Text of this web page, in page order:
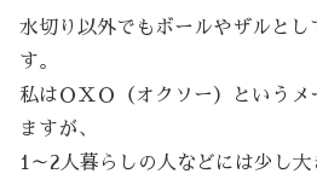
水切り以外でもボールやザルと
す。
私はＯＸＯ（オクソー）というメ
ますが、
1～2人暮らしの人などには少し